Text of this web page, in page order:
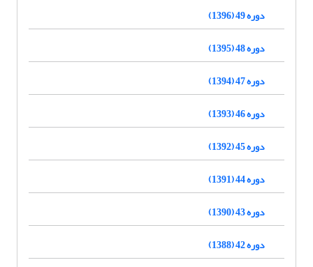
دوره 49 (1396)
دوره 48 (1395)
دوره 47 (1394)
دوره 46 (1393)
دوره 45 (1392)
دوره 44 (1391)
دوره 43 (1390)
دوره 42 (1388)